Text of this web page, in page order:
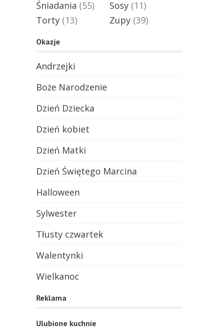
Śniadania (55) Sosy (11)
Torty (13) Zupy (39)
Okazje
Andrzejki
Boże Narodzenie
Dzień Dziecka
Dzień kobiet
Dzień Matki
Dzień Świętego Marcina
Halloween
Sylwester
Tłusty czwartek
Walentynki
Wielkanoc
Reklama
Ulubione kuchnie